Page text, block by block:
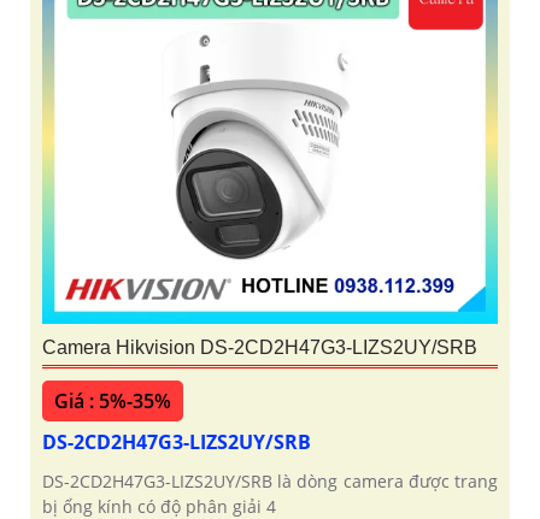
Camera Hikvision DS-2CD2H47G3-LIZS2UY/SRB
Giá : 5%-35%
DS-2CD2H47G3-LIZS2UY/SRB
DS-2CD2H47G3-LIZS2UY/SRB là dòng camera được trang
bị ống kính có độ phân giải 4